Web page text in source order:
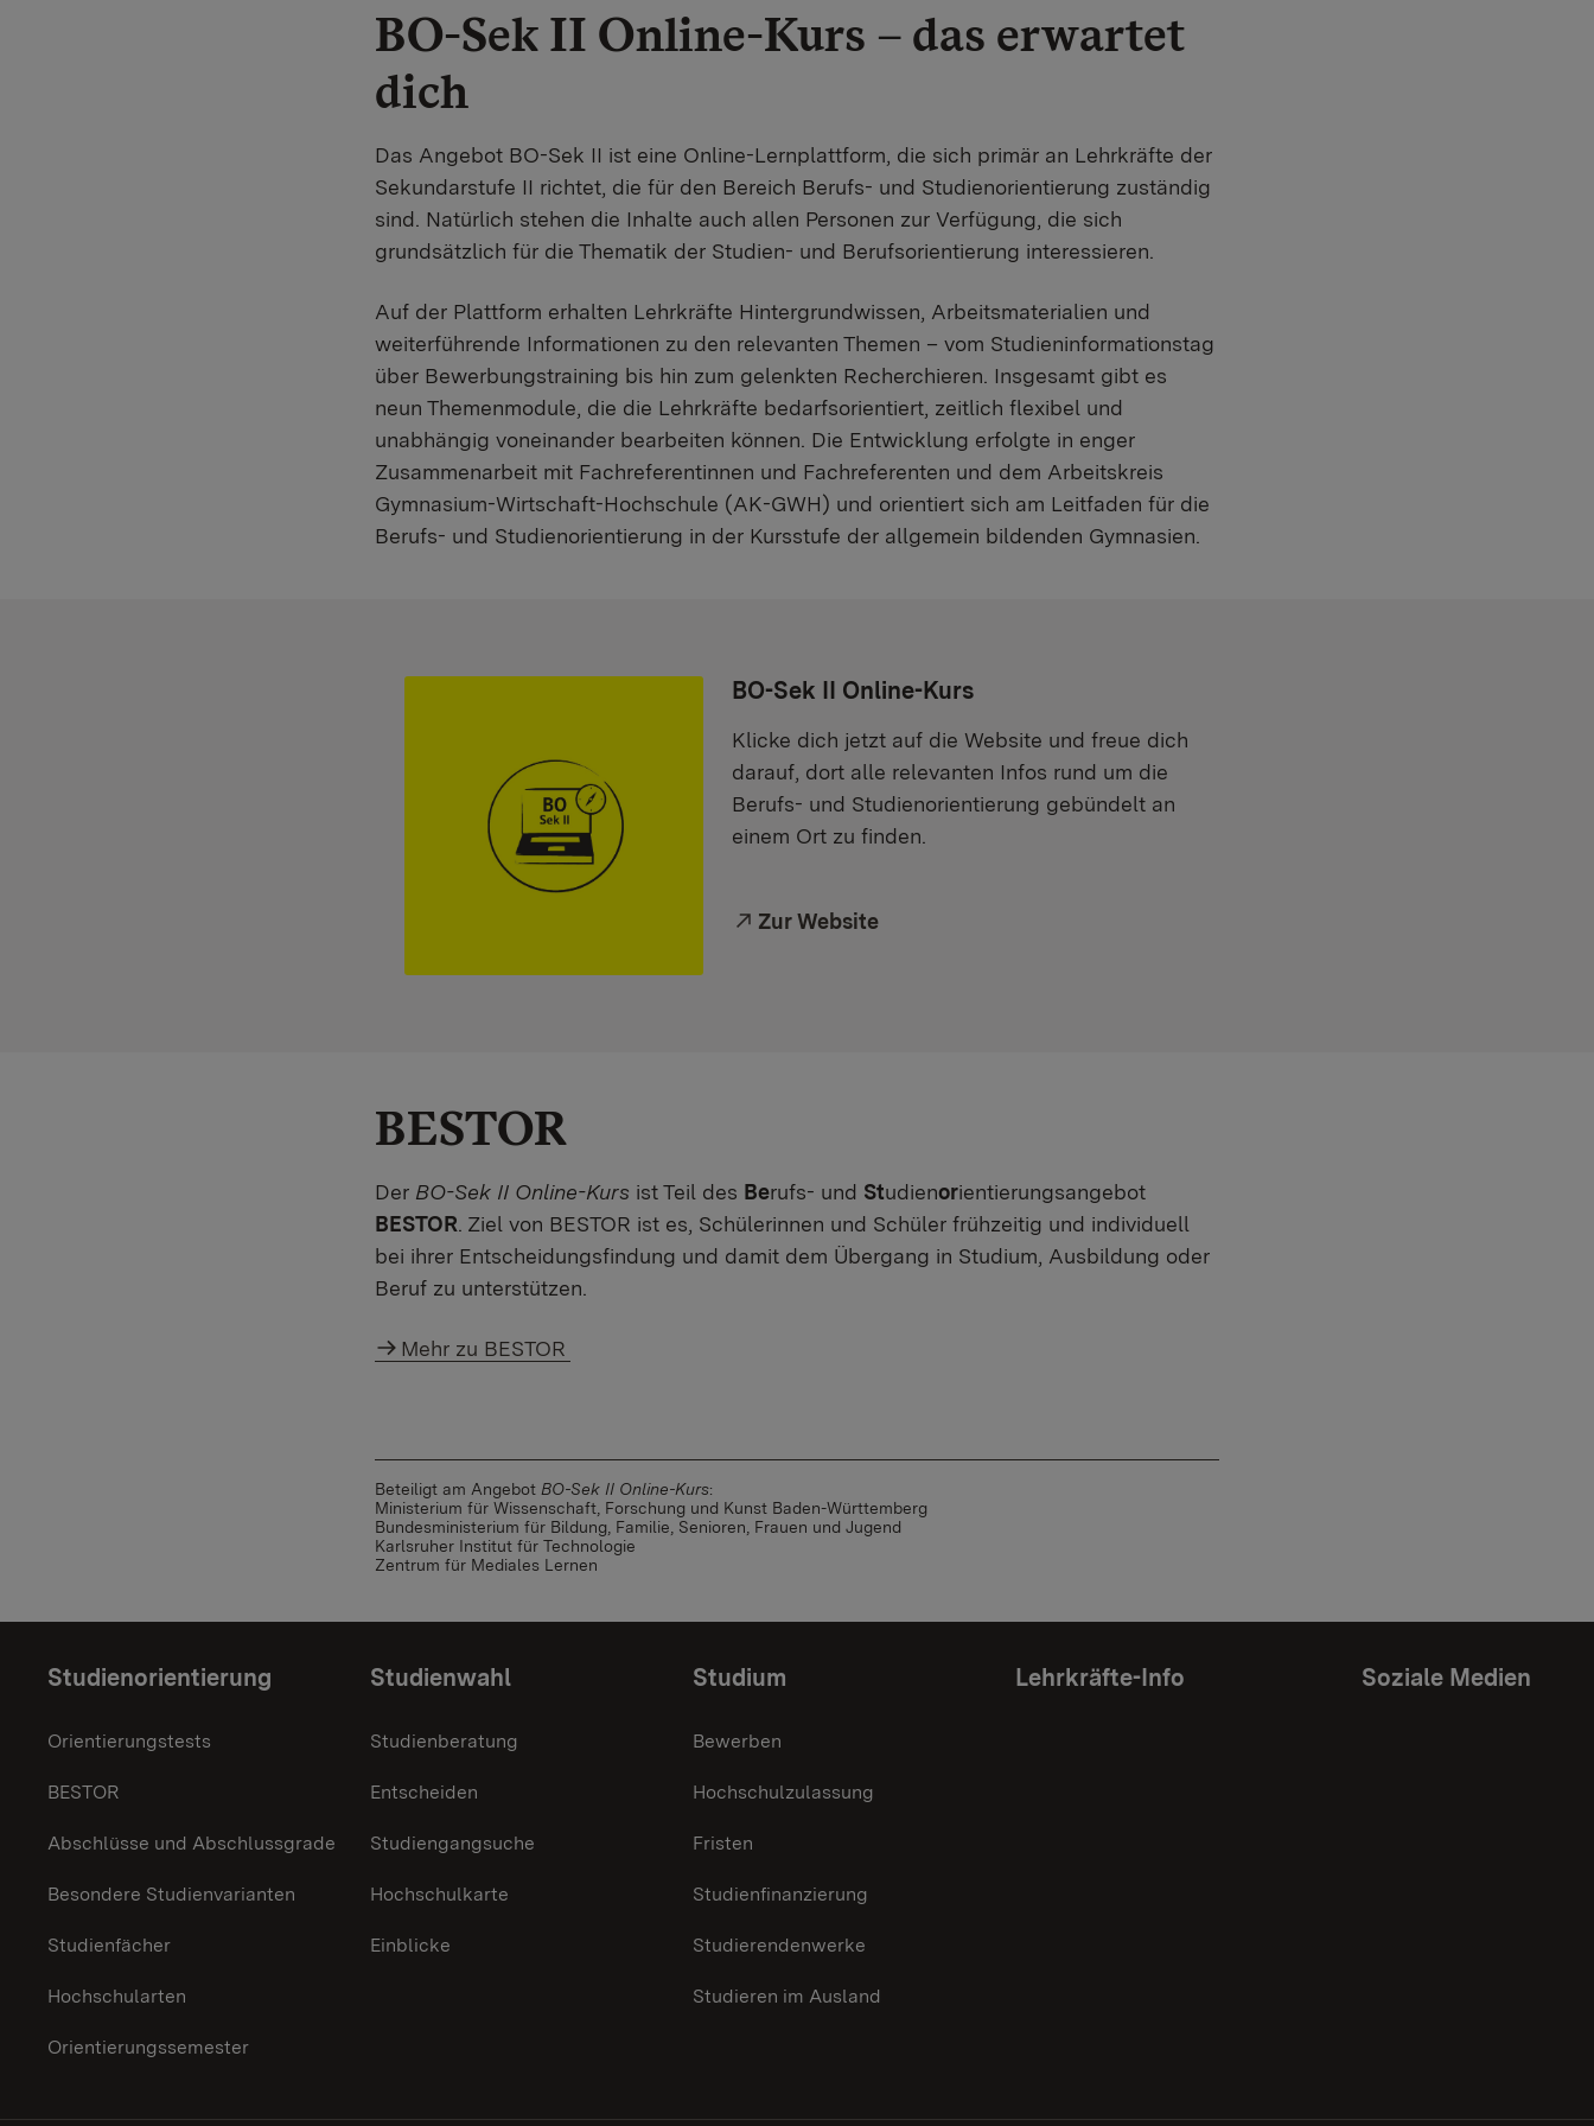
BO-Sek II Online-Kurs – das erwartet
dich
Das Angebot BO-Sek II ist eine Online-Lernplattform, die sich primär an Lehrkräfte der
Sekundarstufe II richtet, die für den Bereich Berufs- und Studienorientierung zuständig
sind. Natürlich stehen die Inhalte auch allen Personen zur Verfügung, die sich
grundsätzlich für die Thematik der Studien- und Berufsorientierung interessieren.
Auf der Plattform erhalten Lehrkräfte Hintergrundwissen, Arbeitsmaterialien und
weiterführende Informationen zu den relevanten Themen – vom Studieninformationstag
über Bewerbungstraining bis hin zum gelenkten Recherchieren. Insgesamt gibt es
neun Themenmodule, die die Lehrkräfte bedarfsorientiert, zeitlich flexibel und
unabhängig voneinander bearbeiten können. Die Entwicklung erfolgte in enger
Zusammenarbeit mit Fachreferentinnen und Fachreferenten und dem Arbeitskreis
Gymnasium-Wirtschaft-Hochschule (AK-GWH) und orientiert sich am Leitfaden für die
Berufs- und Studienorientierung in der Kursstufe der allgemein bildenden Gymnasien.
BO-Sek II Online-Kurs
Klicke dich jetzt auf die Website und freue dich
darauf, dort alle relevanten Infos rund um die
Berufs- und Studienorientierung gebündelt an
einem Ort zu finden.
Externer Link:
Zur Website
BESTOR
Der BO-Sek II Online-Kurs ist Teil des Berufs- und Studienorientierungsangebot
BESTOR . Ziel von BESTOR ist es, Schülerinnen und Schüler frühzeitig und individuell
bei ihrer Entscheidungsfindung und damit dem Übergang in Studium, Ausbildung oder
Beruf zu unterstützen.
Mehr zu BESTOR
Beteiligt am Angebot BO-Sek II Online-Kurs:
Ministerium für Wissenschaft, Forschung und Kunst Baden-Württemberg
Bundesministerium für Bildung, Familie, Senioren, Frauen und Jugend
Karlsruher Institut für Technologie
Zentrum für Mediales Lernen
Themenübersicht
Studienorientierung
Orientierungstests
BESTOR
Abschlüsse und Abschlussgrade
Besondere Studienvarianten
Studienfächer
Hochschularten
Orientierungssemester
Studienwahl
Studienberatung
Entscheiden
Studiengangsuche
Hochschulkarte
Einblicke
Studium
Bewerben
Hochschulzulassung
Fristen
Studienfinanzierung
Studierendenwerke
Studieren im Ausland
Lehrkräfte-Info Soziale Medien